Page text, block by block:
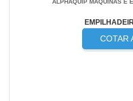
ALPHAQUIP MAQUINAS E
COTAR